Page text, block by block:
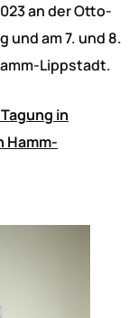
an der Otto-
am 7. und 8.
Lippstadt.
in
Hamm-